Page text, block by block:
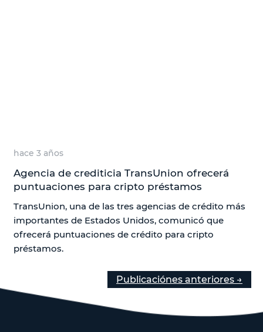
hace 3 años
Agencia de crediticia TransUnion ofrecerá
puntuaciones para cripto préstamos
TransUnion, una de las tres agencias de crédito más
importantes de Estados Unidos, comunicó que
ofrecerá puntuaciones de crédito para cripto
préstamos.
Publicaciónes anteriores →